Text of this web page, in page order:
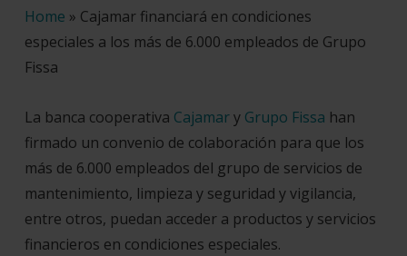
Home » Cajamar financiará en condiciones
especiales a los más de 6.000 empleados de Grupo
Fissa
La banca cooperativa Cajamary Grupo Fissa han
firmado un convenio de colaboración para que los
más de 6.000 empleados del grupo de servicios de
mantenimiento, limpieza y seguridad y vigilancia,
entre otros, puedan acceder a productos y servicios
financieros en condiciones especiales.